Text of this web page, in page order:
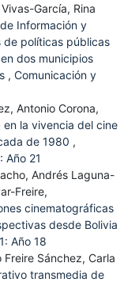
García, Rina
Información y
de políticas públicas
dos municipios
, Comunicación y
Antonio Corona,
la vivencia del cine
de 1980 ,
Año 21
Andrés Laguna-
Freire,
cinematográficas
desde Bolivia
Año 18
Sánchez, Carla
transmedia de